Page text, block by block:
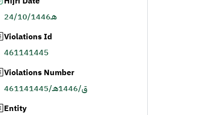
24/10/1446هـ
Violations Id
461141445
Violations Number
461141445/ق/1446هـ
Entity